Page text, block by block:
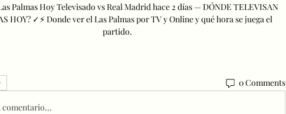
Palmas Hoy Televisado vs Real Madrid hace 2 días — DÓNDE TELEVISAN
HOY? ✓⚡ Donde ver el Las Palmas por TV y Online y qué hora se juega el
partido.
0 Comments